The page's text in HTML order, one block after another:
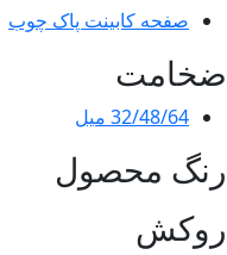
صفحه کابینت پاک چوب
ضخامت
32/48/64 میل
رنگ محصول
روکش